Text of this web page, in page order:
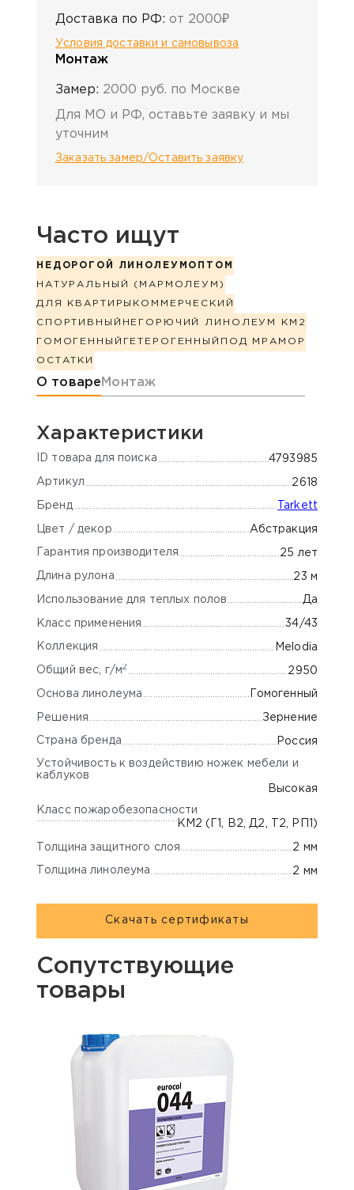
Доставка по РФ: от 2000₽
Условия доставки и самовывоза
Монтаж
Замер: 2000 руб. по Москве
Для МО и РФ, оставьте заявку и мы
уточним
Заказать замер/Оставить заявку
Часто ищут
НЕДОРОГОЙ ЛИНОЛЕУМ ОПТОМ
НАТУРАЛЬНЫЙ (МАРМОЛЕУМ)
ДЛЯ КВАРТИРЫ КОММЕРЧЕСКИЙ
СПОРТИВНЫЙ НЕГОРЮЧИЙ ЛИНОЛЕУМ КМ2
ГОМОГЕННЫЙ ГЕТЕРОГЕННЫЙ ПОД МРАМОР
ОСТАТКИ
Информация о товаре
О товаре Монтаж
Характеристики
ID товара для поиска 4793985
Артикул 2618
Бренд Tarkett
Цвет / декор Абстракция
Гарантия производителя 25 лет
Длина рулона 23 м
Использование для теплых полов Да
Класс применения 34/43
Коллекция Melodia
Общий вес, г/м2 2950
Основа линолеума Гомогенный
Решения Зернение
Страна бренда Россия
Устойчивость к воздействию ножек мебели и
каблуков
Высокая
Класс пожаробезопасности
КМ2 (Г1, В2, Д2, Т2, РП1)
Толщина защитного слоя 2 мм
Толщина линолеума 2 мм
Скачать сертификаты
Сопутствующие
товары